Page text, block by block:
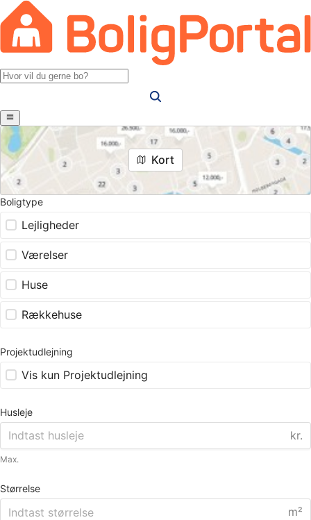
Kort
Boligtype
Lejligheder
Værelser
Huse
Rækkehuse
Projektudlejning
Vis kun Projektudlejning
Husleje
kr.
Max.
Størrelse
m²